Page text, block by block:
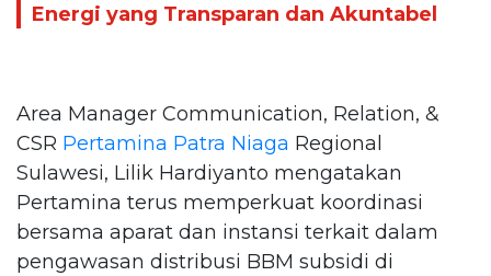
Energi yang Transparan dan Akuntabel
Area Manager Communication, Relation, &
CSR Pertamina Patra Niaga Regional
Sulawesi, Lilik Hardiyanto mengatakan
Pertamina terus memperkuat koordinasi
bersama aparat dan instansi terkait dalam
pengawasan distribusi BBM subsidi di